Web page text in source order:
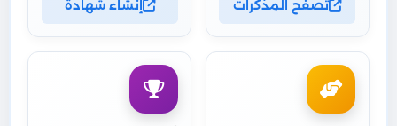
تصفح المذكرات إنشاء شهادة